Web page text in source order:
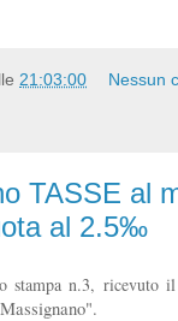
21:03:00 Nessun
TASSE al
al 2.5‰
stampa n.3, ricevuto il